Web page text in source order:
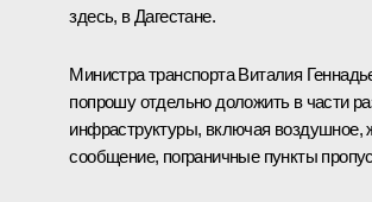
здесь, в Дагестане.
Министра транспорта Виталия
попрошу отдельно доложить в части
инфраструктуры, включая воздушное,
сообщение, пограничные пункты